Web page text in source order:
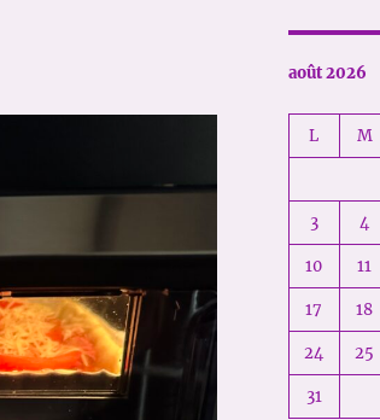
août 2026
L M
3 4
10 11
17 18
24 25
31